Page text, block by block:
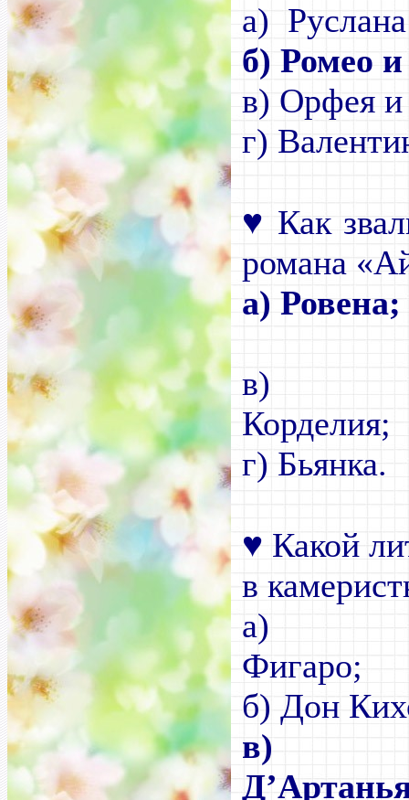
а)
б) Ромео
в)
г)
♥ Как
романа
а)
в)
г) Бьянка.
♥ Какой
в
а)
б) Дон
в)